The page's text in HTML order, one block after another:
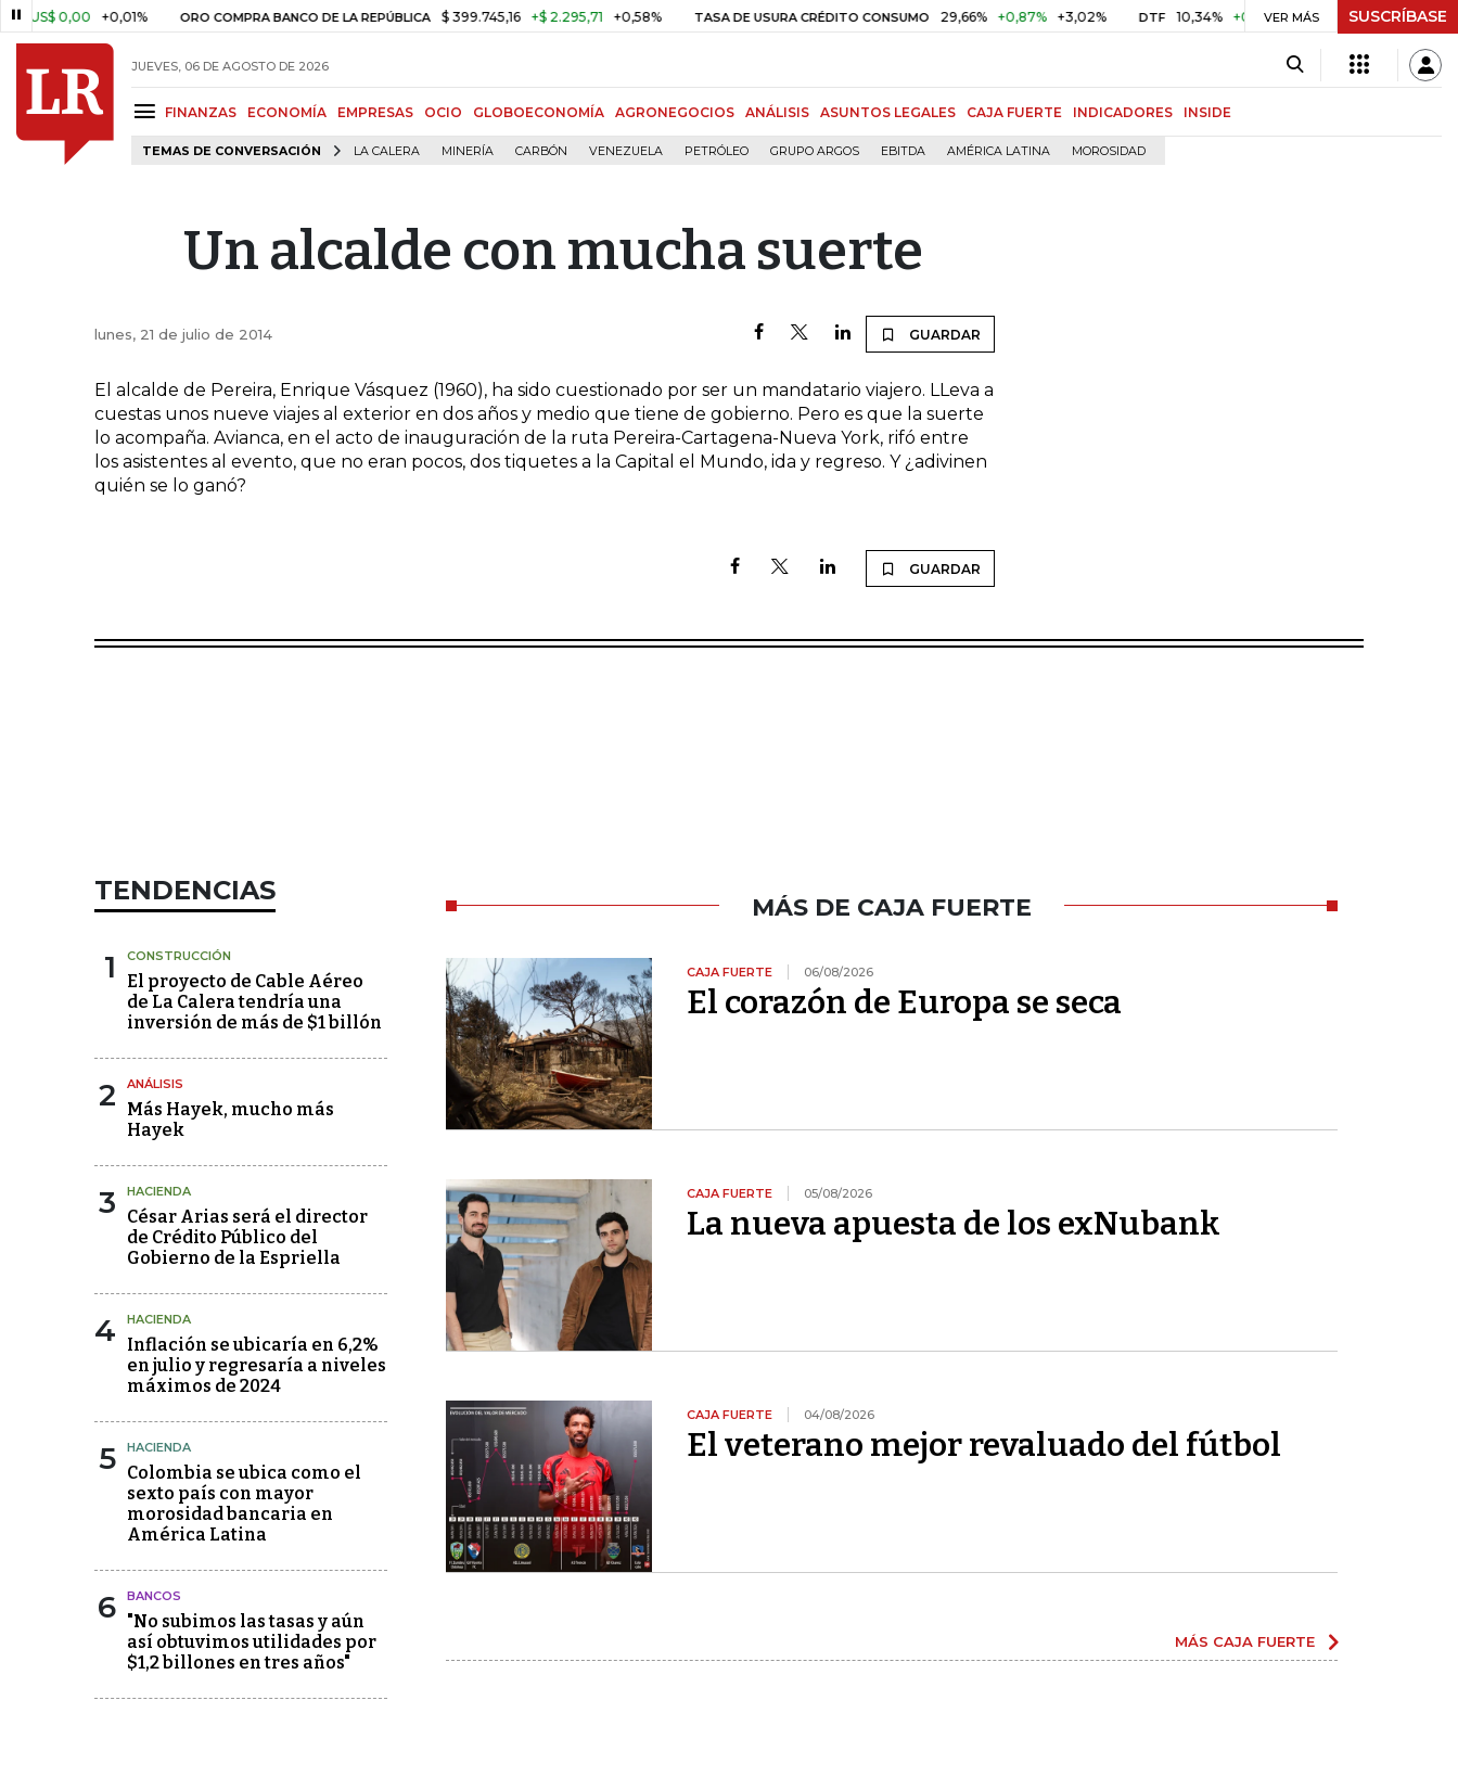
0,00 +0,01% ORO COMPRA BANCO DE LA REPÚBLICA $ 399.745,16 +$ 2.295,71 +0,58% TASA DE USURA CRÉDITO CONSUMO 29,66% +0,87% +3,02% DTF 10,34% +0,10% +0,98% UVR $ 416,86 +$
VER MÁS SUSCRÍBASE
JUEVES, 06 DE AGOSTO DE 2026
FINANZAS ECONOMÍA EMPRESAS OCIO GLOBOECONOMÍA AGRONEGOCIOS ANÁLISIS ASUNTOS LEGALES CAJA FUERTE INDICADORES INSIDE
TEMAS DE CONVERSACIÓN LA CALERA MINERÍA CARBÓN VENEZUELA PETRÓLEO GRUPO ARGOS EBITDA AMÉRICA LATINA MOROSIDAD
Un alcalde con mucha suerte
lunes, 21 de julio de 2014 GUARDAR
El alcalde de Pereira, Enrique Vásquez (1960), ha sido cuestionado por ser un mandatario viajero. LLeva a
cuestas unos nueve viajes al exterior en dos años y medio que tiene de gobierno. Pero es que la suerte
lo acompaña. Avianca, en el acto de inauguración de la ruta Pereira-Cartagena-Nueva York, rifó entre
los asistentes al evento, que no eran pocos, dos tiquetes a la Capital el Mundo, ida y regreso. Y ¿adivinen
quién se lo ganó?
GUARDAR
TENDENCIAS
1 CONSTRUCCIÓN
El proyecto de Cable Aéreo
de La Calera tendría una
inversión de más de $1 billón
2 ANÁLISIS
Más Hayek, mucho más
Hayek
3 HACIENDA
César Arias será el director
de Crédito Público del
Gobierno de la Espriella
4 HACIENDA
Inflación se ubicaría en 6,2%
en julio y regresaría a niveles
máximos de 2024
5 HACIENDA
Colombia se ubica como el
sexto país con mayor
morosidad bancaria en
América Latina
6 BANCOS
"No subimos las tasas y aún
así obtuvimos utilidades por
$1,2 billones en tres años"
MÁS DE CAJA FUERTE
CAJA FUERTE 06/08/2026
El corazón de Europa se seca
CAJA FUERTE 05/08/2026
La nueva apuesta de los exNubank
CAJA FUERTE 04/08/2026
El veterano mejor revaluado del fútbol
MÁS CAJA FUERTE